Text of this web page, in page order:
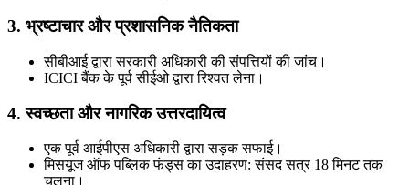
3. भ्रष्टाचार और प्रशासनिक नैतिकता
सीबीआई द्वारा सरकारी अधिकारी की संपत्तियों की जांच।
ICICI बैंक के पूर्व सीईओ द्वारा रिश्वत लेना।
4. स्वच्छता और नागरिक उत्तरदायित्व
एक पूर्व आईपीएस अधिकारी द्वारा सड़क सफाई।
मिसयूज ऑफ पब्लिक फंड्स का उदाहरण: संसद सत्र 18 मिनट तक
चलना।